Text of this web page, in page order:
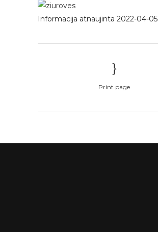
Informacija atnaujinta 2022-04-05
Print page